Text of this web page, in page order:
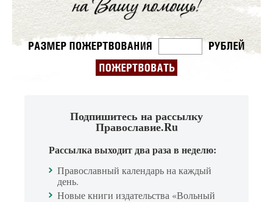
Подпишитесь на рассылку
Православие.Ru
Рассылка выходит два раза в неделю:
Православный календарь на каждый
день.
Новые книги издательства «Вольный